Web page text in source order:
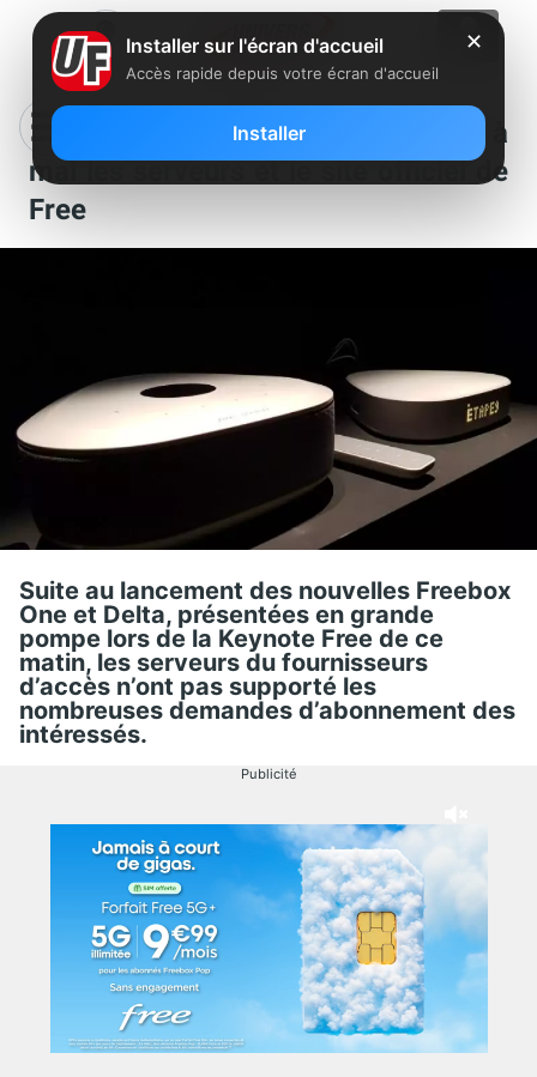
La hype des nouvelles Freebox met à
mal les serveurs et le site officiel de
Free
Suite au lancement des nouvelles Freebox
One et Delta, présentées en grande
pompe lors de la Keynote Free de ce
matin, les serveurs du fournisseurs
d’accès n’ont pas supporté les
nombreuses demandes d’abonnement des
intéressés.
Publicité
✕
Installer sur l'écran d'accueil
Accès rapide depuis votre écran d'accueil
Installer